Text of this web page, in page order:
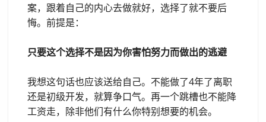
案，跟着自己的内心去做就好，选择了就不要后
悔。前提是：
只要这个选择不是因为你害怕努力而做出的逃避
我想这句话也应该送给自己。不能做了4年了离职
还是初级开发，就算争口气。再一个跳槽也不能降
工资走，除非他们有什么你特别想要的机会。